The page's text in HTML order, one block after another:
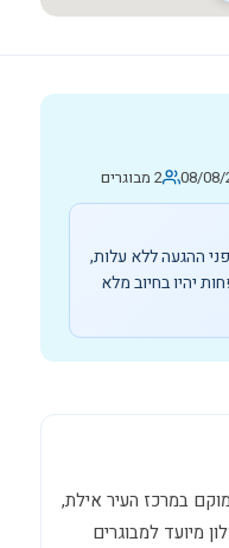
2 מבוגרים
או שינוי עד 3 ימים לפני ההגעה ללא עלות,
ההגעה ופחות יהיו בחיוב מלא
במרכז העיר אילת,
מיועד למבוגרים